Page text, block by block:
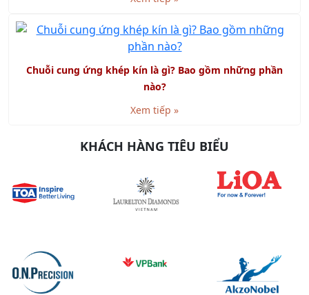
Chuỗi cung ứng khép kín là gì? Bao gồm những phần
nào?
Xem tiếp »